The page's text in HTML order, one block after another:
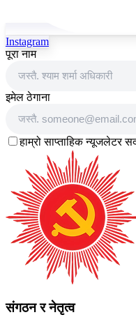
Instagram
पूरा नाम
इमेल ठेगाना
हाम्रो साप्ताहिक न्यूजलेटर
संगठन र नेतृत्व